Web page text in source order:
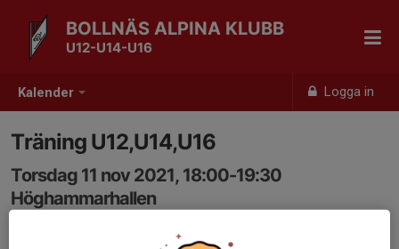
Kalender Logga in
BOLLNÄS ALPINA KLUBB
U12-U14-U16
Träning U12,U14,U16
Torsdag 11 nov 2021, 18:00-19:30
Höghammarhallen